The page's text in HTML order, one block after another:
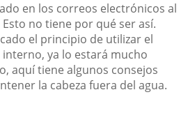
en los correos electrónicos al
no tiene por qué ser así.
el principio de utilizar el
ya lo estará mucho
aquí tiene algunos consejos
la cabeza fuera del agua.